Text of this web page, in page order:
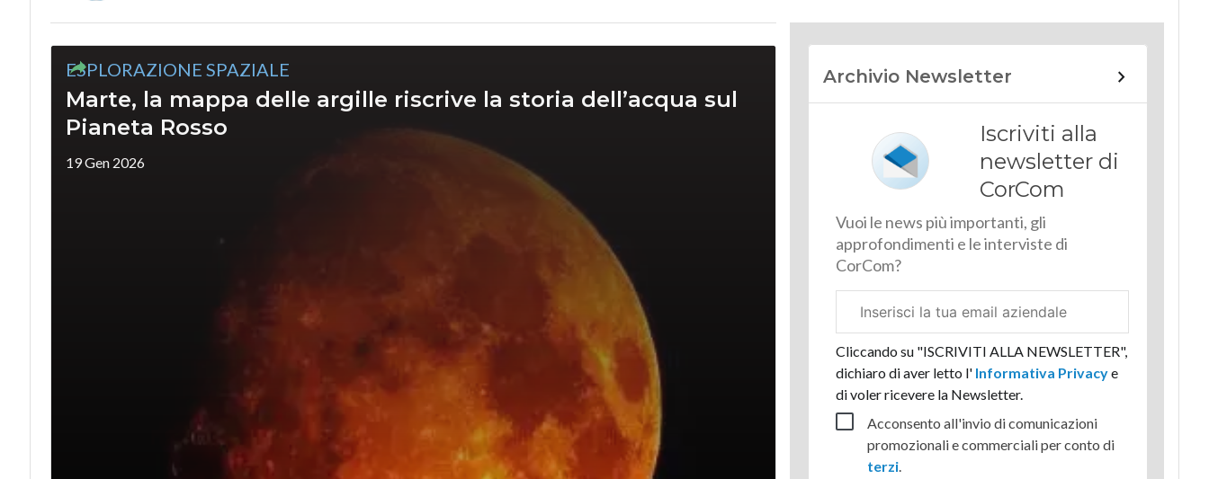
ESPLORAZIONE SPAZIALE
Marte, la mappa delle argille riscrive la storia dell’acqua sul
Pianeta Rosso
19 Gen 2026
Archivio Newsletter
Iscriviti alla
newsletter di
CorCom
Vuoi le news più importanti, gli
approfondimenti e le interviste di
CorCom?
aziendale
Cliccando su "ISCRIVITI ALLA NEWSLETTER",
dichiaro di aver letto l'Informativa Privacye
di voler ricevere la Newsletter.
Acconsento all'invio di comunicazioni
promozionali e commerciali per conto di
terzi.